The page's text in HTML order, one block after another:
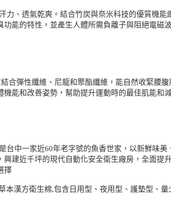
力、透氣乾爽。結合竹炭與奈米科技的優質機
能的特性，並產生人體所需負離子與阻絕電磁
合彈性纖維、尼龍和聚酯纖維，能自然收緊腰
能和改善姿勢，幫助提升運動時的最佳肌能和
台中一家近60年老字號的魚香世家，以新鮮味美
建近千坪的現代自動化安全衛生廠房，全面
擇
本漢方衛生棉,包含日用型、夜用型、護墊型、